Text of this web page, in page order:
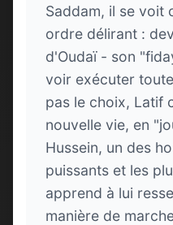
Saddam, il se voit
ordre délirant :
d'Oudaï - son
voir exécuter
pas le choix, Latif
nouvelle vie, en
Hussein, un des
puissants et les
apprend à lui
manière de